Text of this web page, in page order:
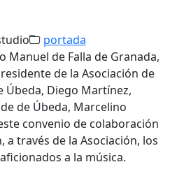
portada
Manuel de Falla de Granada,
de la Asociación de
Úbeda, Diego Martínez,
de Úbeda, Marcelino
convenio de colaboración
a través de la Asociación, los
a la música.